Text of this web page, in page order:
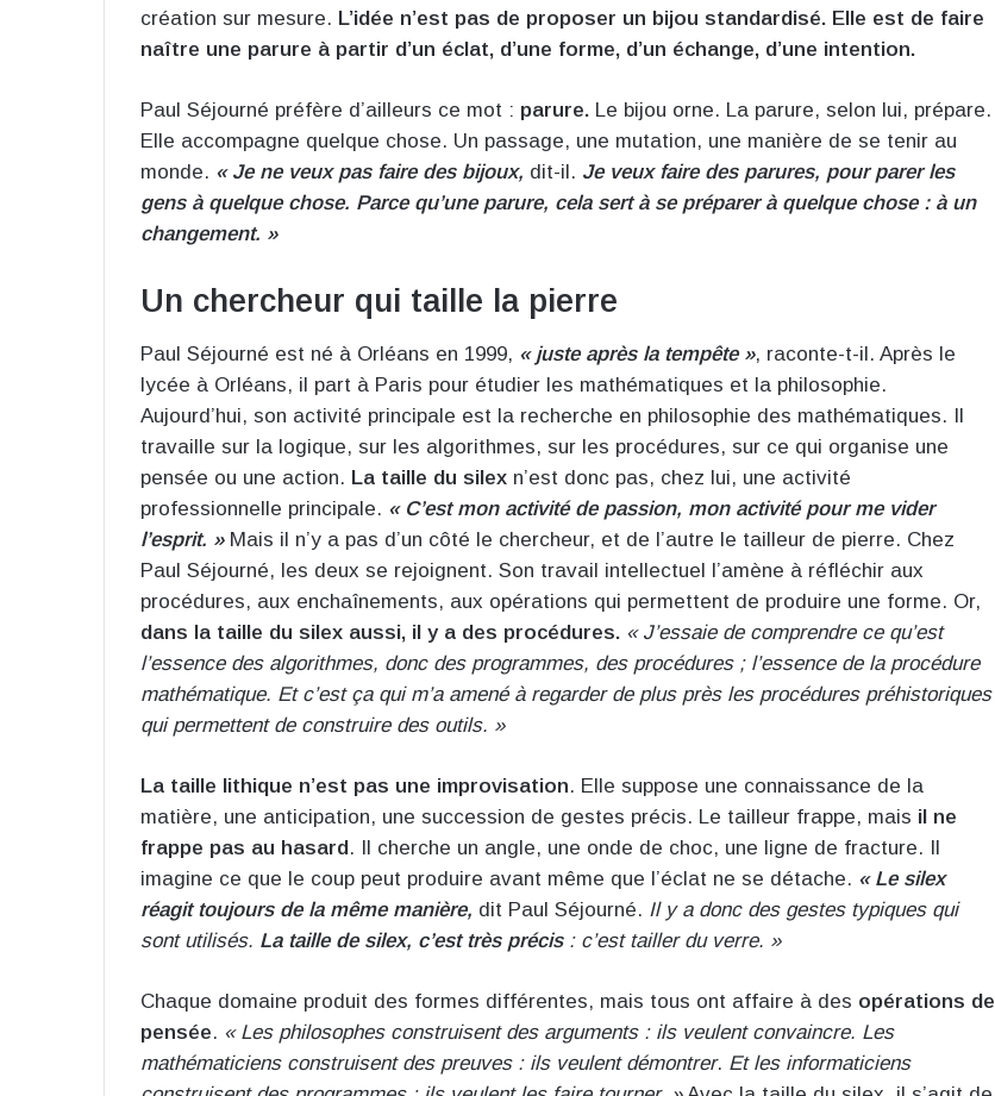
création sur mesure. L’idée n’est pas de proposer un bijou standardisé. Elle est de faire
naître une parure à partir d’un éclat, d’une forme, d’un échange, d’une intention.
Paul Séjourné préfère d’ailleurs ce mot : parure. Le bijou orne. La parure, selon lui, prépare.
Elle accompagne quelque chose. Un passage, une mutation, une manière de se tenir au
monde. « Je ne veux pas faire des bijoux, dit-il. Je veux faire des parures, pour parer les
gens à quelque chose. Parce qu’une parure, cela sert à se préparer à quelque chose : à un
changement. »
Un chercheur qui taille la pierre
Paul Séjourné est né à Orléans en 1999, « juste après la tempête », raconte-t-il. Après le
lycée à Orléans, il part à Paris pour étudier les mathématiques et la philosophie.
Aujourd’hui, son activité principale est la recherche en philosophie des mathématiques. Il
travaille sur la logique, sur les algorithmes, sur les procédures, sur ce qui organise une
pensée ou une action. La taille du silex n’est donc pas, chez lui, une activité
professionnelle principale. « C’est mon activité de passion, mon activité pour me vider
l’esprit. »Mais il n’y a pas d’un côté le chercheur, et de l’autre le tailleur de pierre. Chez
Paul Séjourné, les deux se rejoignent. Son travail intellectuel l’amène à réfléchir aux
procédures, aux enchaînements, aux opérations qui permettent de produire une forme. Or,
dans la taille du silex aussi, il y a des procédures. « J’essaie de comprendre ce qu’est
l’essence des algorithmes, donc des programmes, des procédures ; l’essence de la procédure
mathématique. Et c’est ça qui m’a amené à regarder de plus près les procédures préhistoriques
qui permettent de construire des outils. »
La taille lithique n’est pas une improvisation. Elle suppose une connaissance de la
matière, une anticipation, une succession de gestes précis. Le tailleur frappe, mais il ne
frappe pas au hasard . Il cherche un angle, une onde de choc, une ligne de fracture. Il
imagine ce que le coup peut produire avant même que l’éclat ne se détache. « Le silex
réagit toujours de la même manière, dit Paul Séjourné. Il y a donc des gestes typiques qui
sont utilisés. La taille de silex, c’est très précis: c’est tailler du verre. »
Chaque domaine produit des formes différentes, mais tous ont affaire à des opérations de
pensée. « Les philosophes construisent des arguments : ils veulent convaincre. Les
mathématiciens construisent des preuves : ils veulent démontrer. Et les informaticiens